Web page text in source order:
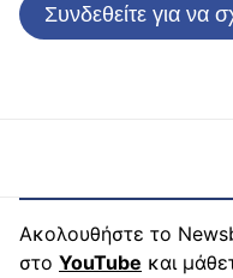
Συνδεθείτε για να
Ακολουθήστε το
στο YouTube και